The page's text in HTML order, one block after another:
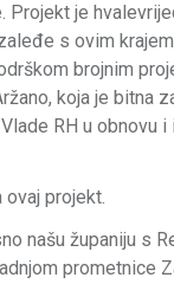
Projekt je
s ovim
brojnim
koja je bitna
RH u obnovu i
projekt.
našu županiju s
prometnice